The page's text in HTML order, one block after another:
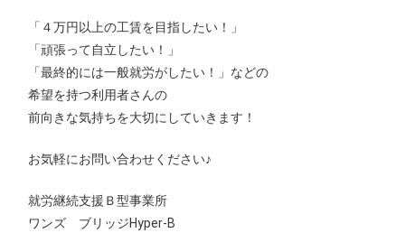
「４万円以上の工賃を目指したい！」
「頑張って自立したい！」
「最終的には一般就労がしたい！」などの
希望を持つ利用者さんの
前向きな気持ちを大切にしていきます！
お気軽にお問い合わせください♪
就労継続支援Ｂ型事業所
ワンズ ブリッジHyper-B